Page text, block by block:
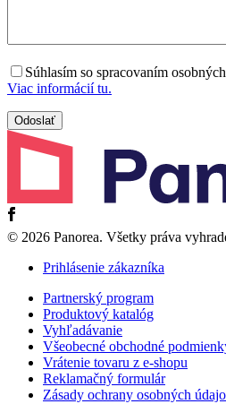
Súhlasím so spracovaním
Viac informácií tu.
© 2026 Panorea. Všetky práva
Prihlásenie zákazníka
Partnerský program
Produktový katalóg
Vyhľadávanie
Všeobecné obchodné
Vrátenie tovaru z e-shopu
Reklamačný formulár
Zásady ochrany osobných